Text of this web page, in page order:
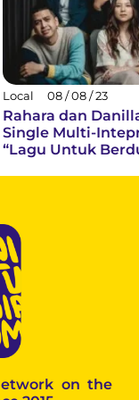
Local 08 / 08 / 23
Rahara dan
Single Multi-
“Lagu Untuk
on the